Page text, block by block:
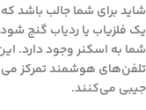
شاید برای شما جالب باشد
یک فلزیاب یا ردیاب گنج
شما به اسکنر وجود دارد.
تلفن‌های هوشمند تمرکز
جیبی می‌کنند.